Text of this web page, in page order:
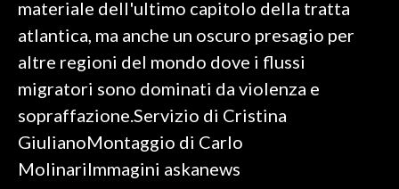
materiale dell'ultimo capitolo della tratta
atlantica, ma anche un oscuro presagio per
altre regioni del mondo dove i flussi
migratori sono dominati da violenza e
sopraffazione.Servizio di Cristina
GiulianoMontaggio di Carlo
MolinariImmagini askanews